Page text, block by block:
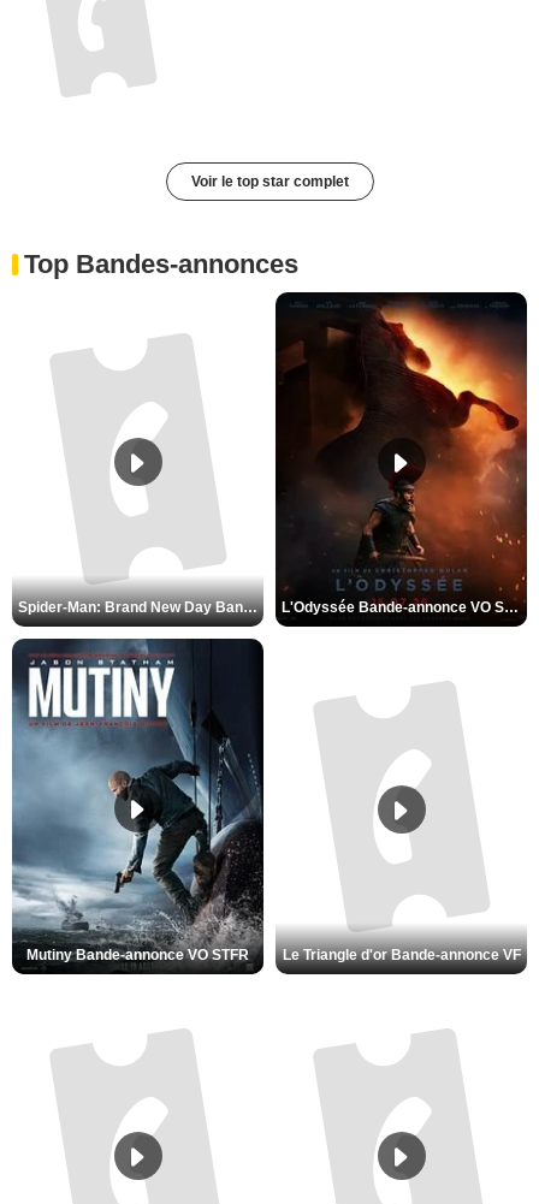
Voir le top star complet
Top Bandes-annonces
Spider-Man: Brand New Day Bande-annonce VO STFR L'Odyssée Bande-annonce VO STFR
Mutiny Bande-annonce VO STFR Le Triangle d'or Bande-annonce VF